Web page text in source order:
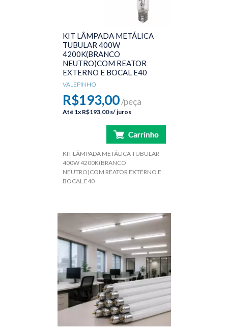
KIT LÂMPADA METÁLICA
TUBULAR 400W
4200K(BRANCO
NEUTRO)COM REATOR
EXTERNO E BOCAL E40
VALEPINHO
R$193,00/peça
Até 1x R$193,00s/ juros
KIT LÂMPADA METÁLICA TUBULAR
400W 4200K(BRANCO
NEUTRO)COM REATOR EXTERNO E
BOCAL E40